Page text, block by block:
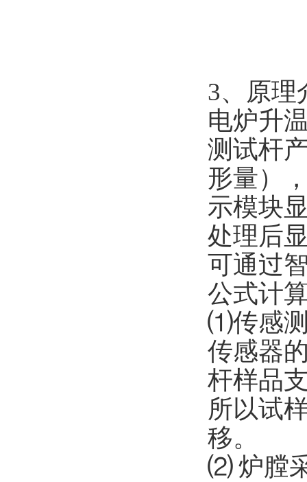
3、原理
电炉升
测试杆
形量）
示模块
处理后
可通过
公式计
⑴传感测
传感器
杆样品
所以试
移。
⑵炉膛